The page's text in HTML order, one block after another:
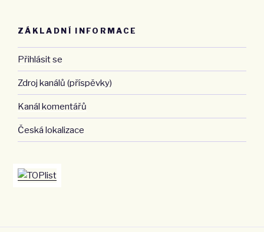
ZÁKLADNÍ INFORMACE
Přihlásit se
Zdroj kanálů (příspěvky)
Kanál komentářů
Česká lokalizace